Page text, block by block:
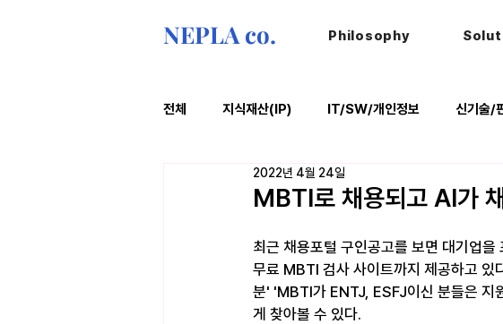
NEPLA co. Philosophy
전체 지식재산(IP) IT/SW/개인정보 신기술/
법률레터
MBTI로 채용되고 AI가
2022년 4월 24일
최근 채용포털 구인공고를 보면 대기업
무료 MBTI 검사 사이트까지 제공하고
분' 'MBTI가 ENTJ, ESFJ이신 분들은 지
게 찾아볼 수 있다.